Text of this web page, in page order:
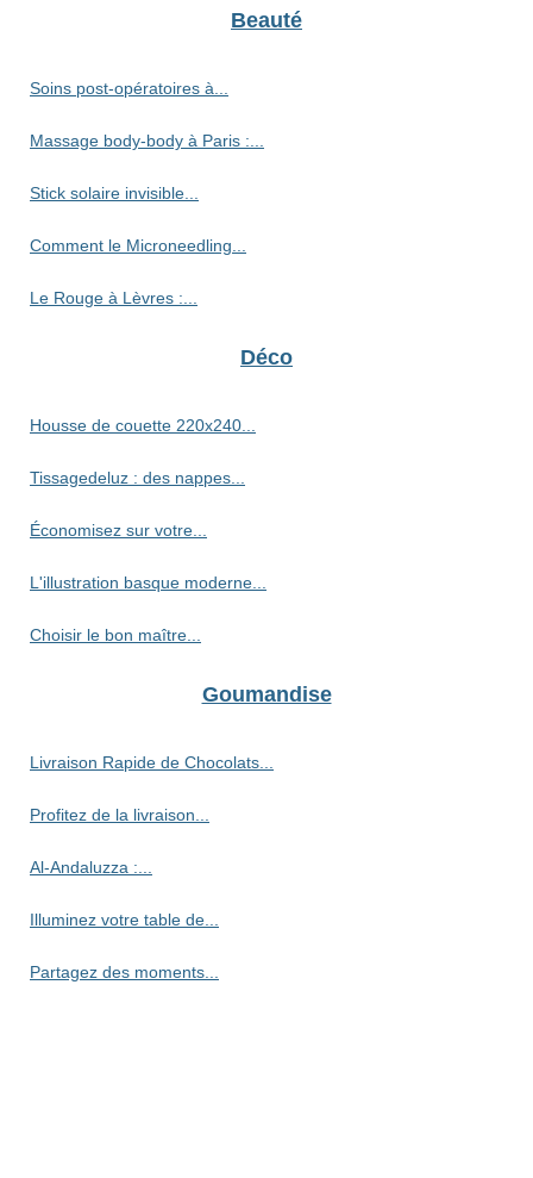
Beauté
Soins post-opératoires à...
Massage body-body à Paris :...
Stick solaire invisible...
Comment le Microneedling...
Le Rouge à Lèvres :...
Déco
Housse de couette 220x240...
Tissagedeluz : des nappes...
Économisez sur votre...
L'illustration basque moderne...
Choisir le bon maître...
Goumandise
Livraison Rapide de Chocolats...
Profitez de la livraison...
Al-Andaluzza :...
Illuminez votre table de...
Partagez des moments...